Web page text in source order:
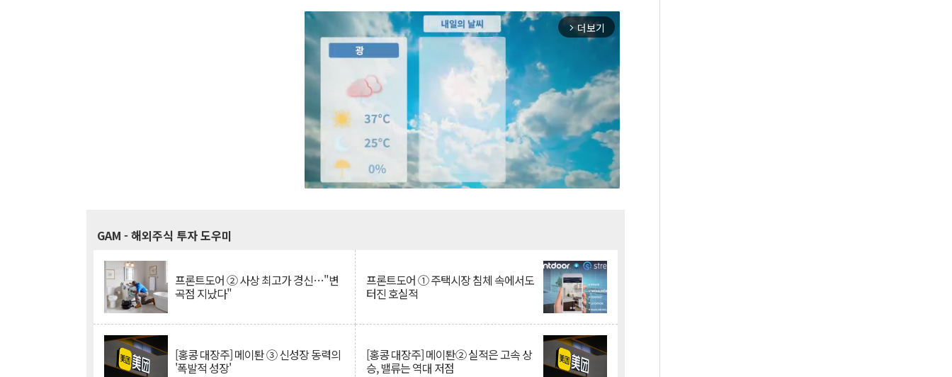
arrow_forward_ios 더보기
GAM - 해외주식 투자 도우미
프론트도어 ② 사상 최고가 경신…"변
곡점 지났다"
프론트도어 ① 주택시장 침체 속에서도
터진 호실적
[홍콩 대장주] 메이퇀 ③ 신성장 동력의
'폭발적 성장'
[홍콩 대장주] 메이퇀② 실적은 고속 상
승, 밸류는 역대 저점